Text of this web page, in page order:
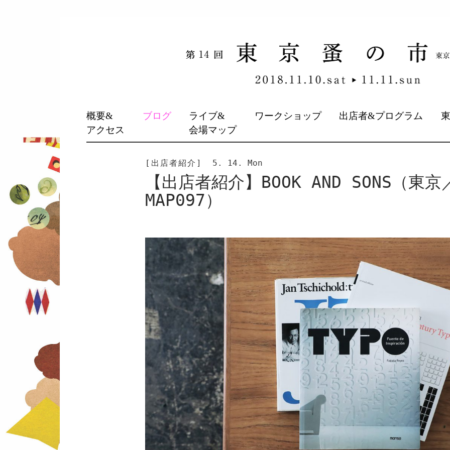
TO
CONTENT
概要&
アクセス
ブログ
ライブ&
会場マップ
ワークショップ 出店者&プログラム
[出店者紹介] 5. 14. Mon
【出店者紹介】BOOK AND SONS（東京
MAP097）